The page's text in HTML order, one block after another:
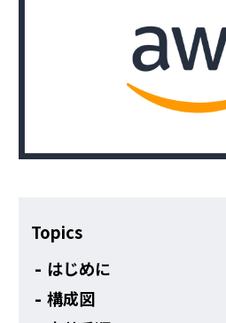
その他
Topics
はじめに
構成図